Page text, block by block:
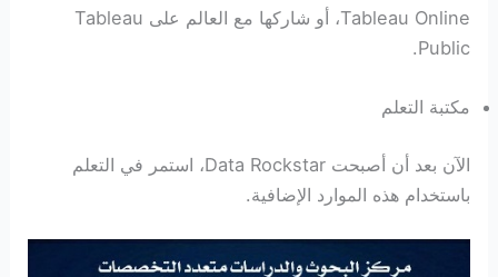
Tableau Online، أو شاركها مع العالم على Tableau
Public.
مكتبة التعلم
الآن بعد أن أصبحت Data Rockstar، استمر في التعلم
باستخدام هذه الموارد الإضافية.